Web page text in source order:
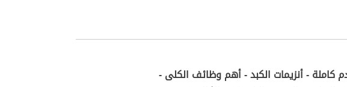
كاملة - أنزيمات الكبد - أهم وظائف الكلى -